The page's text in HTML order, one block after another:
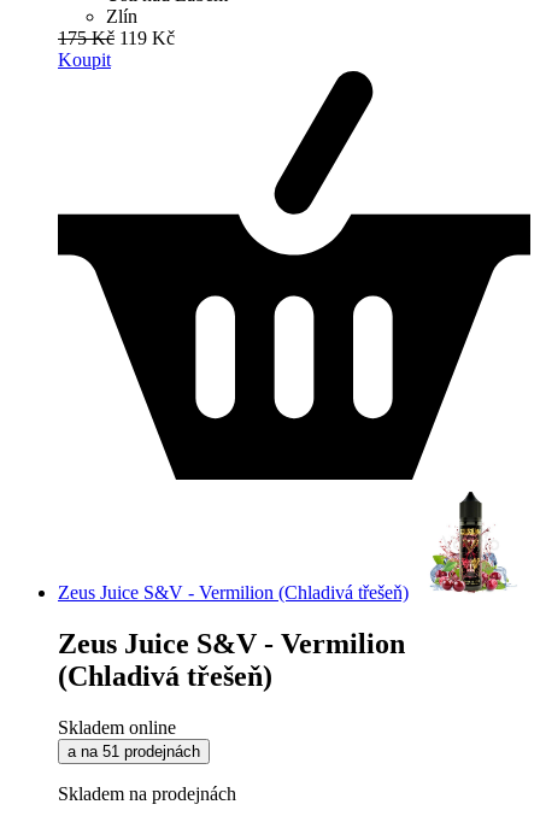
Zlín
175 Kč 119 Kč
Koupit
Zeus Juice S&V - Vermilion (Chladivá třešeň)
Zeus Juice S&V - Vermilion
(Chladivá třešeň)
Skladem online
a na 51 prodejnách
Skladem na prodejnách